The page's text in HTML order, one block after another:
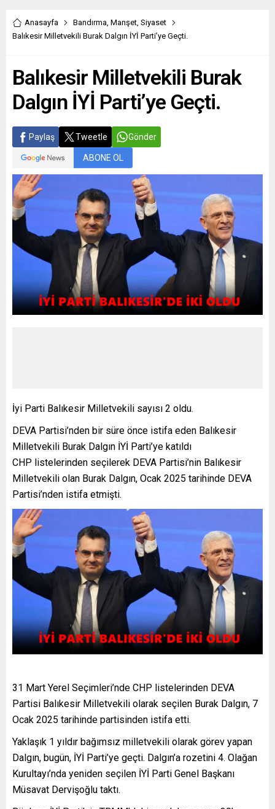
Anasayfa Bandırma Manşet Siyaset
Balıkesir Milletvekili Burak Dalgın İYİ Parti’ye Geçti.
Balıkesir Milletvekili Burak
Dalgın İYİ Parti’ye Geçti.
Paylaş Tweetle Gönder
ABONE OL
İyi Parti Balıkesir Milletvekili sayısı 2 oldu.
DEVA Partisi’nden bir süre önce istifa eden Balıkesir
Milletvekili Burak Dalgın İYİ Parti’ye katıldı
CHP listelerinden seçilerek DEVA Partisi’nin Balıkesir
Milletvekili olan Burak Dalgın, Ocak 2025 tarihinde DEVA
Partisi’nden istifa etmişti.
31 Mart Yerel Seçimleri’nde CHP listelerinden DEVA
Partisi Balıkesir Milletvekili olarak seçilen Burak Dalgın, 7
Ocak 2025 tarihinde partisinden istifa etti.
Yaklaşık 1 yıldır bağımsız milletvekili olarak görev yapan
Dalgın, bugün, İYİ Parti’ye geçti. Dalgın’a rozetini 4. Olağan
Kurultayı’nda yeniden seçilen İYİ Parti Genel Başkanı
Müsavat Dervişoğlu taktı.